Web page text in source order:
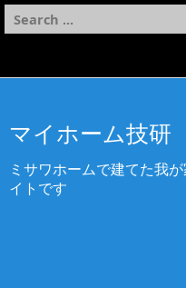
マイホーム技研
ミサワホームで建てた我
イトです